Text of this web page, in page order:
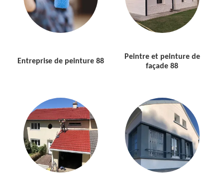
Entreprise de peinture 88
Peintre et peinture de
façade 88